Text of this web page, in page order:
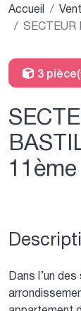
Accueil
SECTEUR
3
Dans l’un